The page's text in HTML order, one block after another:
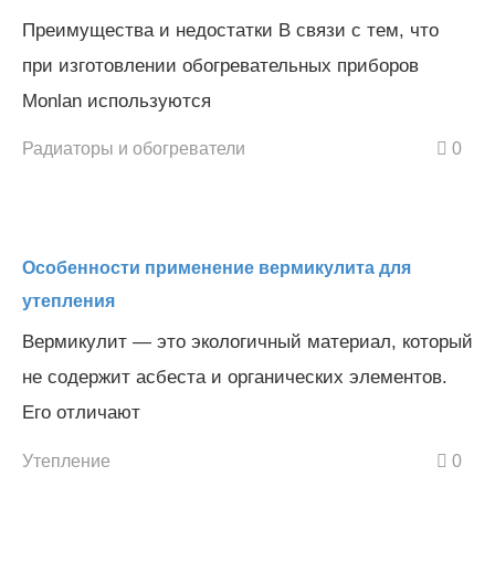
Преимущества и недостатки В связи с тем, что
при изготовлении обогревательных приборов
Monlan используются
Радиаторы и обогреватели 0
Особенности применение вермикулита для
утепления
Вермикулит — это экологичный материал, который
не содержит асбеста и органических элементов.
Его отличают
Утепление 0